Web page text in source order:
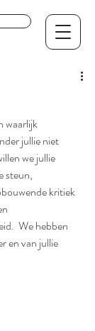
waarlijk
jullie niet
we jullie
steun,
kritiek
We hebben
en van jullie